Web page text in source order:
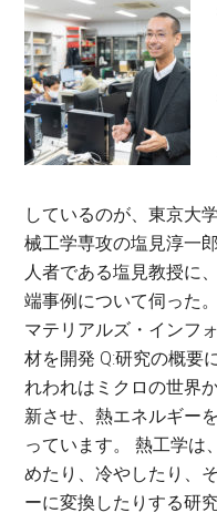
質・
環
境
系
部
門
授
しているのが、東京大
械工学専攻の塩見淳一
人者である塩見教授に
端事例について伺った
マテリアルズ・インフ
材を開発 Q:研究の概要
れわれはミクロの世界
新させ、熱エネルギー
っています。 熱工学は
めたり、冷やしたり、
ーに変換したりする研